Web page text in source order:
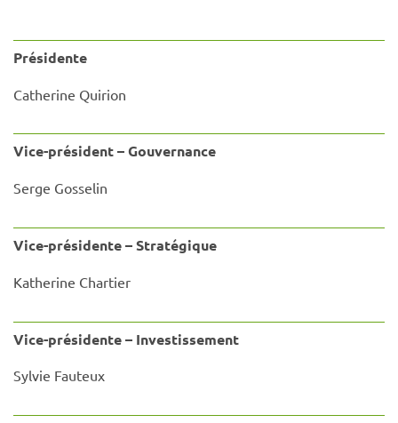
Présidente
Catherine Quirion
Vice-président – Gouvernance
Serge Gosselin
Vice-présidente – Stratégique
Katherine Chartier
Vice-présidente – Investissement
Sylvie Fauteux